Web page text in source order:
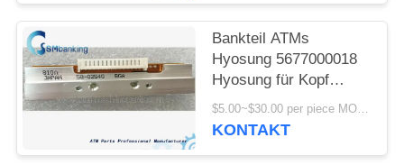
Bankteil ATMs
Hyosung 5677000018
Hyosung für Kopf
Hyosung des Druckers
MX5600 5600 t-
$5.00~$30.00 per piece MOQ:1-teilig
KONTAKT